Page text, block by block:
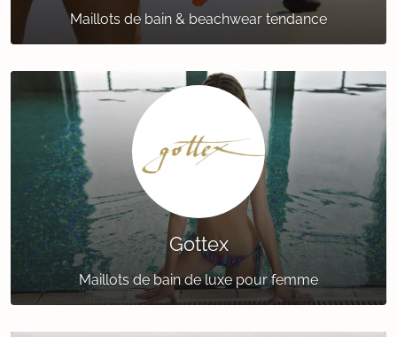
Maillots de bain & beachwear tendance
Gottex
Maillots de bain de luxe pour femme